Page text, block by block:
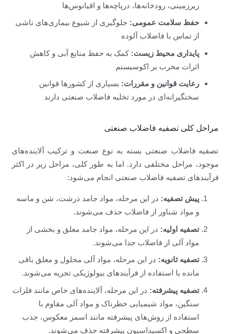
زیرزمینی، رودخانه‌ها، دریاچه‌ها و اقیانوس‌ها
حفظ سلامت عمومی: جلوگیری از شیوع بیماری‌های ناشی
از تماس با فاضلاب آلوده
پایداری محیط زیست: کمک به حفظ منابع آبی و کاهش
اثرات مخرب بر اکوسیستم
رعایت قوانین و مقررات: بسیاری از کشورها قوانین
سختگیرانه‌ای در مورد تخلیه فاضلاب صنعتی دارند
مراحل کلی تصفیه فاضلاب صنعتی
تصفیه فاضلاب صنعتی بسته به نوع صنعت و ترکیب آلاینده‌های
موجود، مراحل مختلفی دارد. اما به طور کلی، مراحل زیر در اکثر
فرآیندهای تصفیه فاضلاب صنعتی انجام می‌شود:
پیش تصفیه: در این مرحله، مواد جامد درشت، شن و ماسه
و مواد شناور از فاضلاب حذف می‌شوند.
تصفیه اولیه: در این مرحله، مواد جامد معلق و بخشی از
مواد آلی از فاضلاب جدا می‌شوند.
تصفیه ثانویه: در این مرحله، مواد آلی محلول و معلق باقی
مانده با استفاده از فرآیندهای بیولوژیکی تجزیه می‌شوند.
تصفیه پیشرفته: در این مرحله، آلاینده‌های خاص مانند فلزات
سنگین، مواد شیمیایی خطرناک و مواد آلی مقاوم با
استفاده از روش‌های پیشرفته مانند اسمز معکوس، جذب
سطحی و اکسیداسیون پیشرفته حذف می‌شوند.